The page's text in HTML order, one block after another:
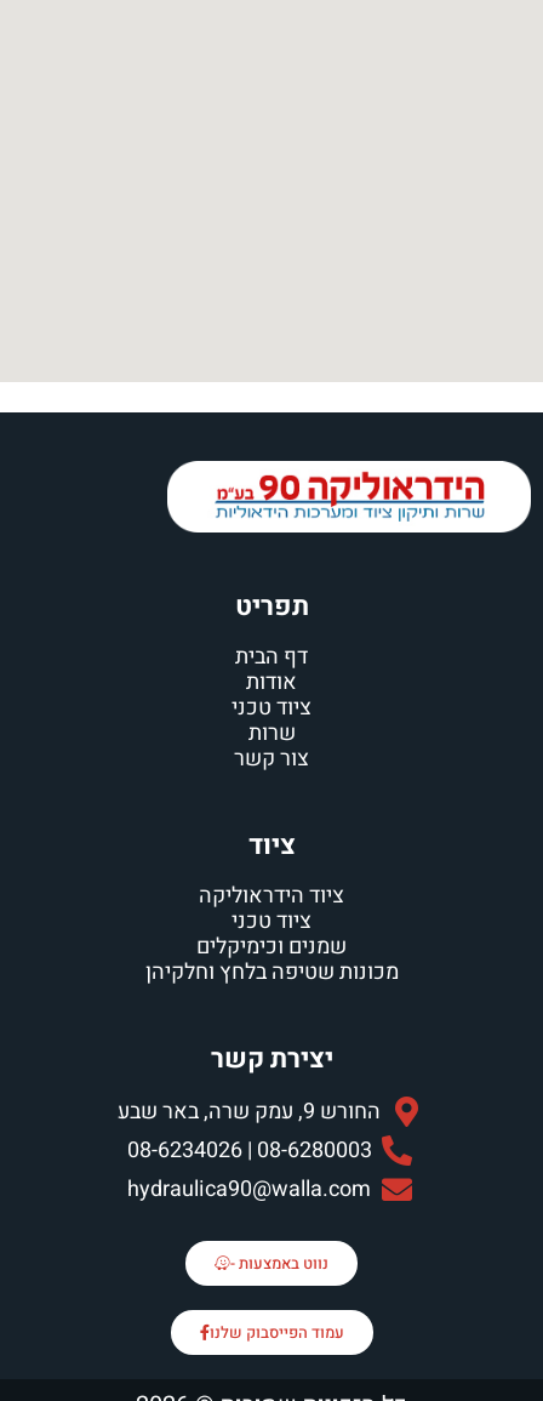
תפריט
דף הבית
אודות
ציוד טכני
שרות
צור קשר
ציוד
ציוד הידראוליקה
ציוד טכני
שמנים וכימיקלים
מכונות שטיפה בלחץ וחלקיהן
יצירת קשר
החורש 9, עמק שרה, באר שבע
08-6280003 | 08-6234026
hydraulica90@walla.com
נווט באמצעות -
עמוד הפייסבוק שלנו